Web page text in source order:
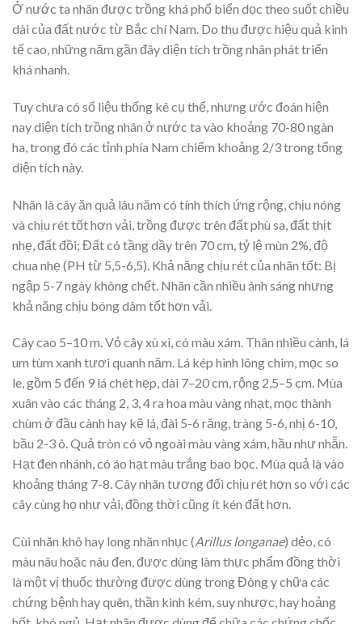
Ở nước ta nhãn được trồng khá phổ biển dọc theo suốt chiều
dài của đất nước từ Bắc chí Nam. Do thu được hiệu quả kinh
tế cao, những năm gần đây diện tích trồng nhân phát triển
khá nhanh.
Tuy chưa có số liệu thống kê cụ thể, nhưng ước đoán hiện
nay diện tích trồng nhân ở nước ta vào khoảng 70-80 ngàn
ha, trong đó các tỉnh phía Nam chiếm khoảng 2/3 trong tổng
diện tích này.
Nhãn là cây ăn quả lâu năm có tính thích ứng rộng, chịu nóng
và chịu rét tốt hơn vải, trồng được trên đất phù sa, đất thịt
nhẹ, đất đồi; Đất có tầng dầy trên 70 cm, tỷ lệ mùn 2%, độ
chua nhẹ (PH từ 5,5-6,5). Khả năng chịu rét của nhãn tốt: Bị
ngập 5-7 ngày không chết. Nhãn cần nhiều ánh sáng nhưng
khả năng chịu bóng dâm tốt hơn vải.
Cây cao 5–10 m. Vỏ cây xù xì, có màu xám. Thân nhiều cành, lá
um tùm xanh tươi quanh năm. Lá kép hình lông chim, mọc so
le, gồm 5 đến 9 lá chét hẹp, dài 7–20 cm, rộng 2,5–5 cm. Mùa
xuân vào các tháng 2, 3, 4 ra hoa màu vàng nhạt, mọc thành
chùm ở đầu cành hay kẽ lá, đài 5-6 răng, tràng 5-6, nhị 6-10,
bầu 2-3 ô. Quả tròn có vỏ ngoài màu vàng xám, hầu như nhẵn.
Hạt đen nhánh, có áo hạt màu trắng bao bọc. Mùa quả là vào
khoảng tháng 7-8. Cây nhãn tương đối chịu rét hơn so với các
cây cùng họ như vải, đồng thời cũng ít kén đất hơn.
Cùi nhãn khô hay long nhãn nhục (Arillus longanae) dẻo, có
màu nâu hoặc nâu đen, được dùng làm thực phẩm đồng thời
là một vị thuốc thường được dùng trong Đông y chữa các
chứng bệnh hay quên, thần kinh kém, suy nhược, hay hoảng